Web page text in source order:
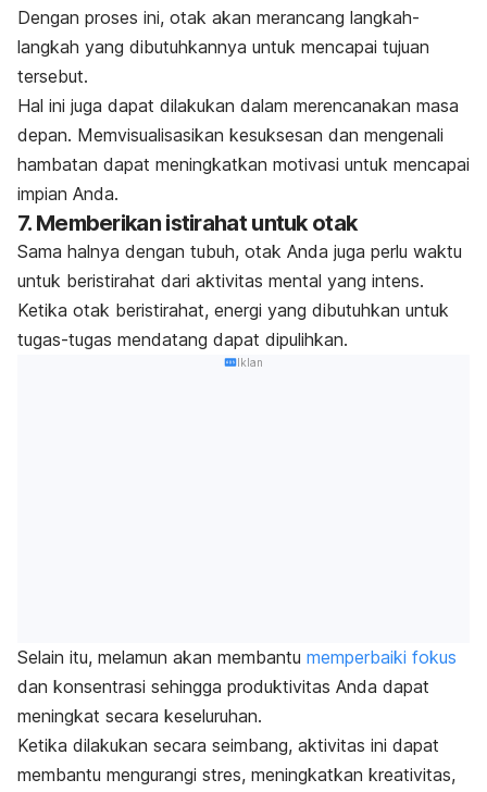
Dengan proses ini, otak akan merancang langkah-
langkah yang dibutuhkannya untuk mencapai tujuan
tersebut.
Hal ini juga dapat dilakukan dalam merencanakan masa
depan. Memvisualisasikan kesuksesan dan mengenali
hambatan dapat meningkatkan motivasi untuk mencapai
impian Anda.
7. Memberikan istirahat untuk otak
Sama halnya dengan tubuh, otak Anda juga perlu waktu
untuk beristirahat dari aktivitas mental yang intens.
Ketika otak beristirahat, energi yang dibutuhkan untuk
tugas-tugas mendatang dapat dipulihkan.
Iklan
Selain itu, melamun akan membantu memperbaiki fokus
dan konsentrasi sehingga produktivitas Anda dapat
meningkat secara keseluruhan.
Ketika dilakukan secara seimbang, aktivitas ini dapat
membantu mengurangi stres, meningkatkan kreativitas,